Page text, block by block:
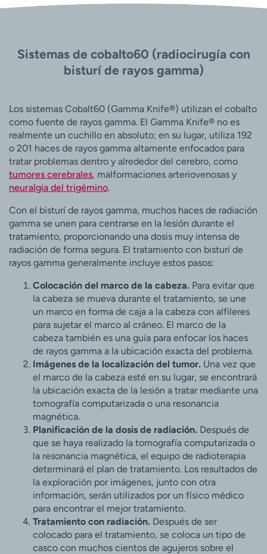
Sistemas de cobalto60 (radiocirugía con
bisturí de rayos gamma)
Los sistemas Cobalt60 (Gamma Knife®) utilizan el cobalto
como fuente de rayos gamma. El Gamma Knife® no es
realmente un cuchillo en absoluto; en su lugar, utiliza 192
o 201 haces de rayos gamma altamente enfocados para
tratar problemas dentro y alrededor del cerebro, como
tumores cerebrales, malformaciones arteriovenosas y
neuralgia del trigémino.
Con el bisturí de rayos gamma, muchos haces de radiación
gamma se unen para centrarse en la lesión durante el
tratamiento, proporcionando una dosis muy intensa de
radiación de forma segura. El tratamiento con bisturí de
rayos gamma generalmente incluye estos pasos:
Colocación del marco de la cabeza. Para evitar que
la cabeza se mueva durante el tratamiento, se une
un marco en forma de caja a la cabeza con alfileres
para sujetar el marco al cráneo. El marco de la
cabeza también es una guía para enfocar los haces
de rayos gamma a la ubicación exacta del problema.
Imágenes de la localización del tumor. Una vez que
el marco de la cabeza esté en su lugar, se encontrará
la ubicación exacta de la lesión a tratar mediante una
tomografía computarizada o una resonancia
magnética.
Planificación de la dosis de radiación. Después de
que se haya realizado la tomografía computarizada o
la resonancia magnética, el equipo de radioterapia
determinará el plan de tratamiento. Los resultados de
la exploración por imágenes, junto con otra
información, serán utilizados por un físico médico
para encontrar el mejor tratamiento.
Tratamiento con radiación. Después de ser
colocado para el tratamiento, se coloca un tipo de
casco con muchos cientos de agujeros sobre el